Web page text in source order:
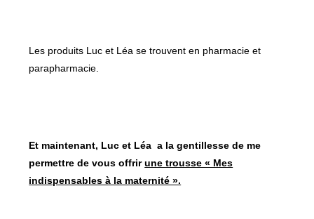
Les produits Luc et Léa se trouvent en pharmacie et
parapharmacie.
Et maintenant, Luc et Léa a la gentillesse de me
permettre de vous offrirune trousse « Mes
indispensables à la maternité ».